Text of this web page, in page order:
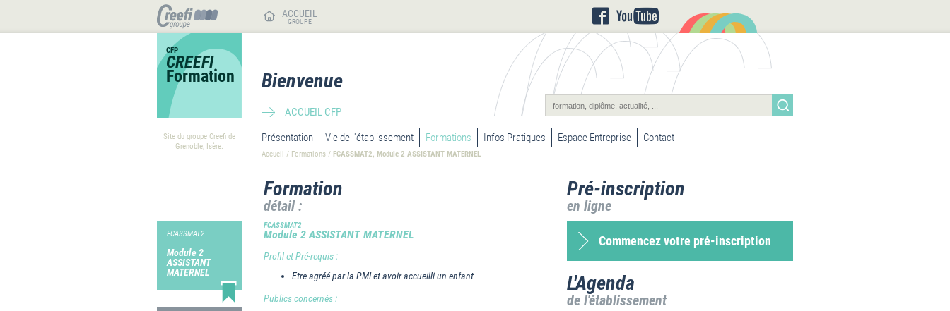
ACCUEIL
GROUPE
CFP
CREEFI
Formation Bienvenue
ACCUEIL CFP
Site du groupe Creefi de
Grenoble, Isère.
Présentation Vie de l'établissement Formations Infos Pratiques Espace Entreprise Contact
Accueil / Formations / FCASSMAT2, Module 2 ASSISTANT MATERNEL
FCASSMAT2
Module 2
ASSISTANT
MATERNEL
Formation
détail :
FCASSMAT2
Module 2 ASSISTANT MATERNEL
Profil et Pré-requis :
Etre agréé par la PMI et avoir accueilli un enfant
Publics concernés :
Pré-inscription
en ligne
Commencez votre pré-inscription
L'Agenda
de l'établissement